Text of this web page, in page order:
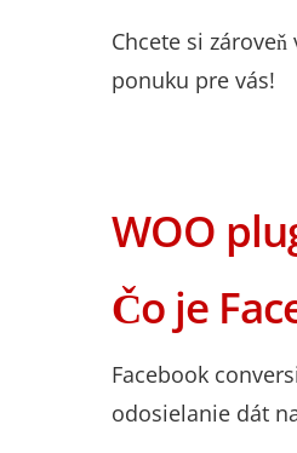
Chcete si
ponuku pre vás!
WOO
Čo je
Facebook
odosielanie dát